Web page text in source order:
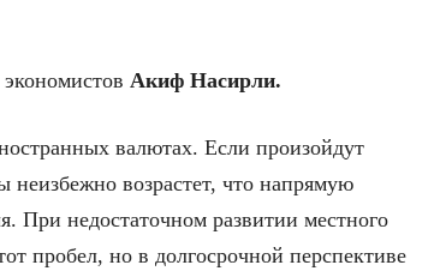
Акиф Насирли.
валютах. Если произойдут
неизбежно возрастет, что напрямую
При недостаточном развитии местного
пробел, но в долгосрочной перспективе